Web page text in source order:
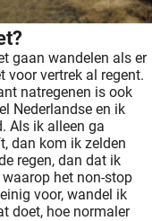
gaan wandelen als er
voor vertrek al regent.
natregenen is ook
Nederlandse en ik
Als ik alleen ga
dan kom ik zelden
regen, dan dat ik
het non-stop
voor, wandel ik
doet, hoe normaler